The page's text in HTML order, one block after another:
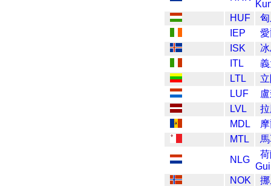
HUF
IEP
ISK
ITL
LTL
LUF
LVL
MDL
MTL
NLG
NOK